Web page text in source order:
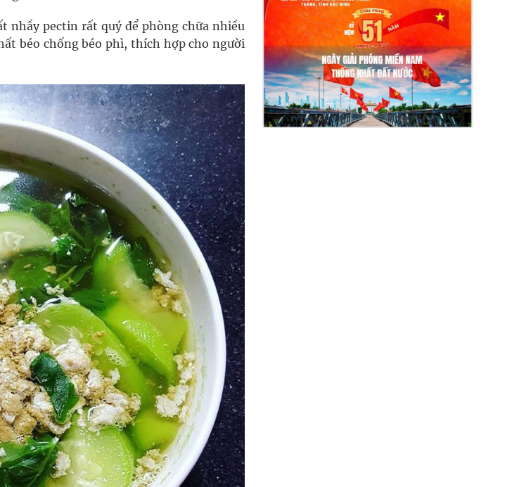
nhầy pectin rất quý để phòng chữa nhiều
béo chống béo phì, thích hợp cho người